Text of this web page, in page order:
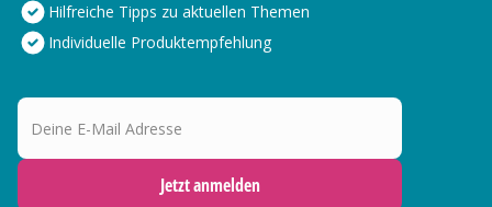
Hilfreiche Tipps zu aktuellen Themen
Individuelle Produktempfehlung
Deine E-Mail Adresse
Jetzt anmelden